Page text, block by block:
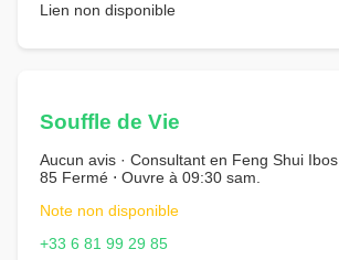
Lien non disponible
Souffle de Vie
Aucun avis · Consultant en Feng Shui
85 Fermé ⋅ Ouvre à 09:30 sam.
Note non disponible
+33 6 81 99 29 85